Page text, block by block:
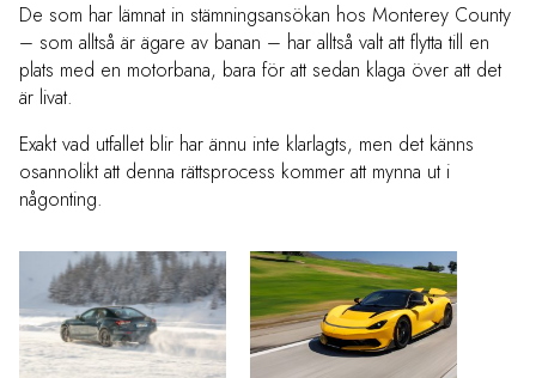
De som har lämnat in stämningsansökan hos Monterey County
– som alltså är ägare av banan – har alltså valt att flytta till en
plats med en motorbana, bara för att sedan klaga över att det
är livat.
Exakt vad utfallet blir har ännu inte klarlagts, men det känns
osannolikt att denna rättsprocess kommer att mynna ut i
någonting.